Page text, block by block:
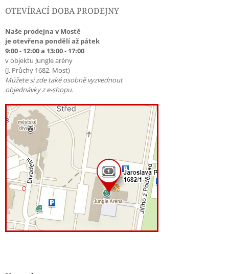
OTEVÍRACÍ DOBA PRODEJNY
Naše prodejna v Mostě
je otevřena pondělí až pátek
9:00 - 12:00 a 13:00 - 17:00
v objektu Jungle arény
(J. Průchy 1682, Most)
Můžete si zde také osobně vyzvednout
objednávky z e-shopu.